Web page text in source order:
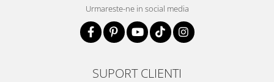
Urmareste-ne in social media
SUPORT CLIENTI